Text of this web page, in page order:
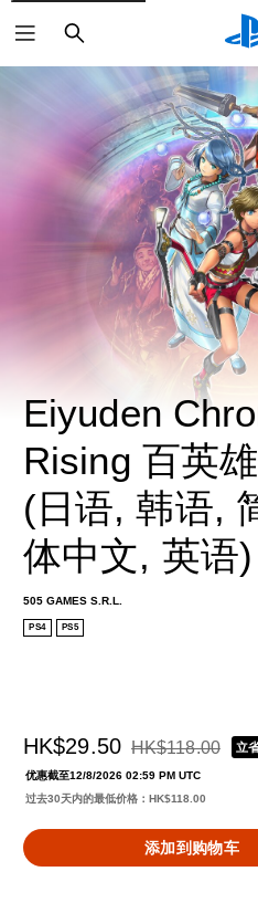
搜
索
Eiyuden
Rising 百英
(日语, 韩语,
体中文, 英语)
505 GAMES S.R.L.
PS4 PS5
HK$29.50 从原价HK$118.00
HK$118.00 立
优惠截至12/8/2026 02:59 PM UTC
过去30天内的最低价格：HK$118.00
添加到购物车